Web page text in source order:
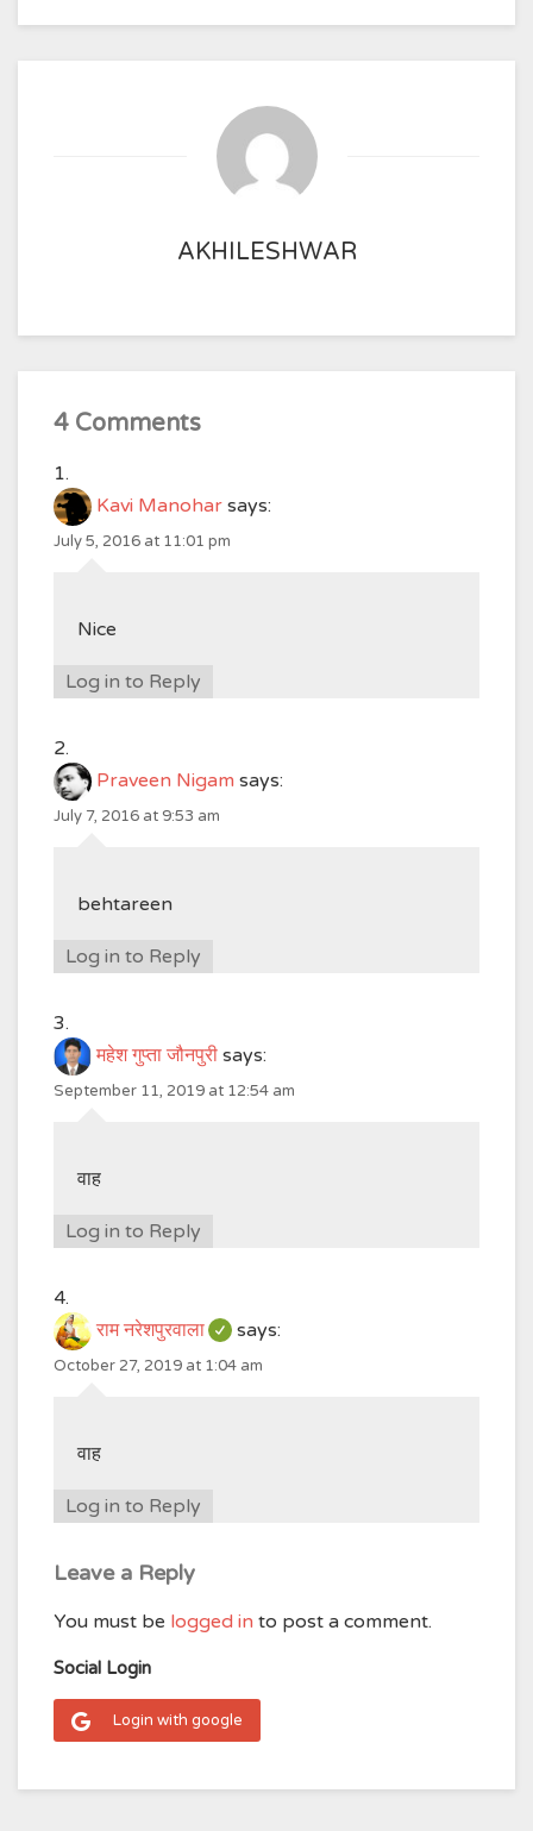
AKHILESHWAR
4 Comments
Kavi Manohar says:
July 5, 2016 at 11:01 pm
Nice
Log in to Reply
Praveen Nigam says:
July 7, 2016 at 9:53 am
behtareen
Log in to Reply
महेश गुप्ता जौनपुरी says:
September 11, 2019 at 12:54 am
वाह
Log in to Reply
राम नरेशपुरवाला says:
October 27, 2019 at 1:04 am
वाह
Log in to Reply
Leave a Reply
You must be logged in to post a comment.
Social Login
Login with google